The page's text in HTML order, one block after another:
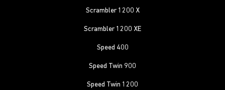
Scrambler 1200 X
Scrambler 1200 XE
Speed 400
Speed Twin 900
Speed Twin 1200